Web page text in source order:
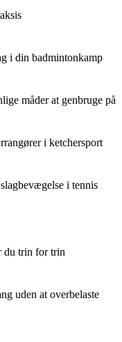
i din badmintonkamp
måder at genbruge på
i ketchersport
i tennis
du trin for trin
uden at overbelaste